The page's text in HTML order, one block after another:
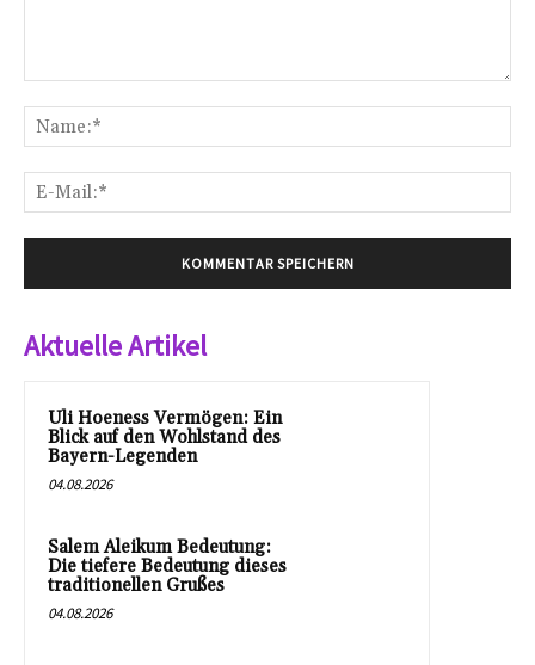
Aktuelle Artikel
Uli Hoeness Vermögen: Ein
Blick auf den Wohlstand des
Bayern-Legenden
04.08.2026
Salem Aleikum Bedeutung:
Die tiefere Bedeutung dieses
traditionellen Grußes
04.08.2026